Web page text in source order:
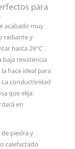
para
acabado muy
radiante y
hasta 29°C .
resistencia
hace ideal para
conductividad
que elija:
en
piedra y
calefactado